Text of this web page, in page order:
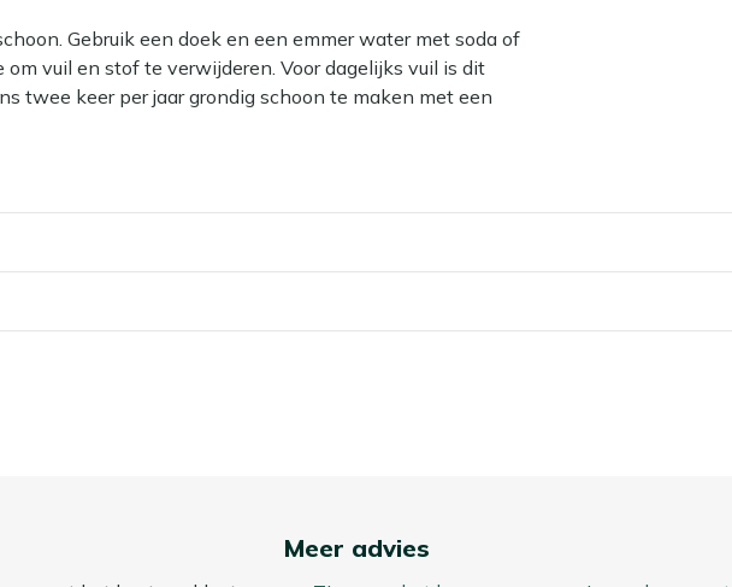
je set gerust buiten kan blijven staan.
Gebruik een doek en een emmer water met soda of
vuil en stof te verwijderen. Voor dagelijks vuil is dit
twee keer per jaar grondig schoon te maken met een
te stoten, waardoor vlekken minder snel intrekken en je
Meer advies